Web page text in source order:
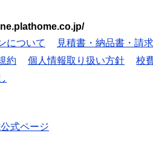
について 見積書・納品書・請
約 個人情報取り扱い方針 校
式ページ